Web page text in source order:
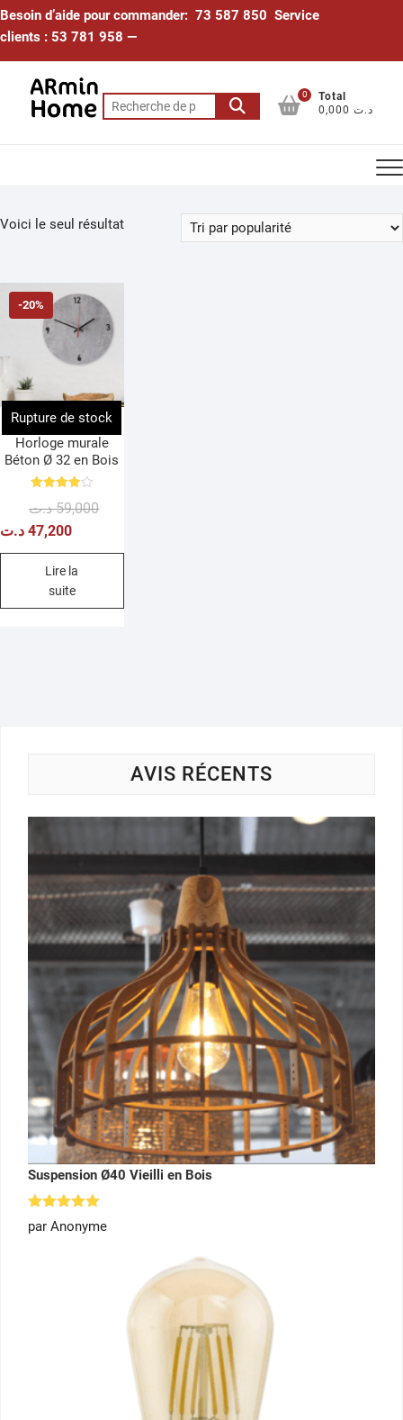
Skip
to
Besoin d’aide pour commander: 73 587 850 Service
clients : 53 781 958 —
Recherche
pour :
0
Total
0,000 د.ت
Voici le seul résultat
-20%
Rupture de stock
Horloge murale
Béton Ø 32 en Bois
4.0059,000 د.ت
Le
initial
47,200 د.ت
Le
actuel
Lire la
suite
AVIS RÉCENTS
Suspension Ø40 Vieilli en Bois
Note
sur 5
par Anonyme